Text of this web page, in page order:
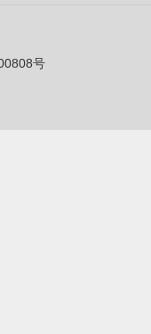
号